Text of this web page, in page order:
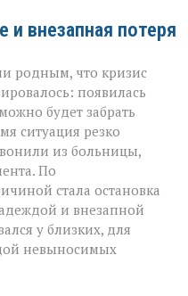
внезапная потеря
родным, что кризис
появилась
будет забрать
ситуация резко
из больницы,
По
стала остановка
и внезапной
у близких, для
невыносимых